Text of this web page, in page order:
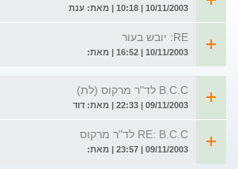
10/11/2003 | 10:18 | מאת: ענת
RE: יובש בעור
10/11/2003 | 16:52 | מאת:
B.C.C לד"ר מרקוס (לת)
09/11/2003 | 22:33 | מאת: דוד
RE: B.C.C לד"ר מרקוס
09/11/2003 | 23:57 | מאת: